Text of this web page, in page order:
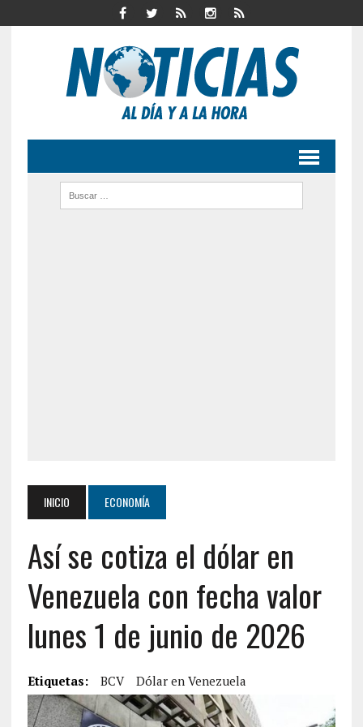
INICIO ECONOMÍA
Así se cotiza el dólar en
Venezuela con fecha valor
lunes 1 de junio de 2026
Etiquetas: BCV Dólar en Venezuela